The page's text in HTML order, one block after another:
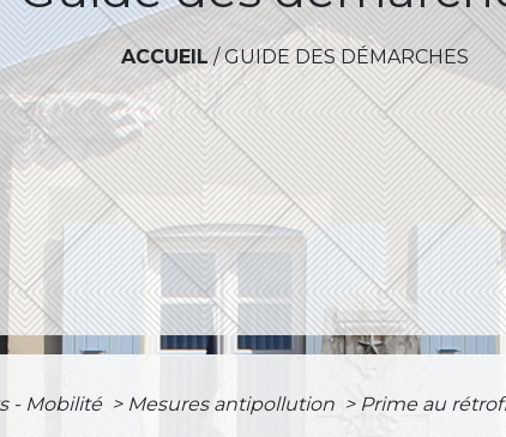
ACCUEIL /GUIDE DES DÉMARCHES
- Mobilité > Mesures antipollution > Prime au